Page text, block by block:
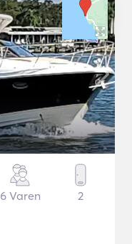
6 Varen 2